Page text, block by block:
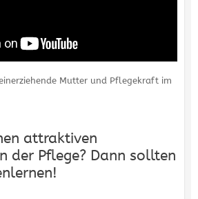
Mutter und Pflegekraft im
attraktiven
der Pflege? Dann sollten